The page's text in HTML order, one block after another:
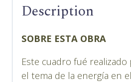
Description
SOBRE ESTA OBRA
Este cuadro fué realizado
el tema de la energía en